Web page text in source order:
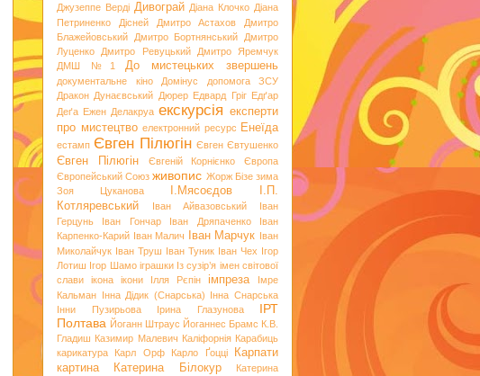
Джузеппе Верді Дивограй Діана Клочко Діана
Петриненко
Дісней Дмитро Астахов
Дмитро
Блажейовський
Дмитро Бортнянський
Дмитро
Луценко
Дмитро Ревуцький
Дмитро Яремчук
ДМШ №1
До мистецьких звершень
документальне кіно Домінус
допомога ЗСУ
Дракон Дунаєвський Дюрер Едвард Гріг Едґар
Деґа Ежен Делакруа екскурсія експерти
про мистецтво електронний ресурс Енеїда
естамп Євген Пілюгін Євген Євтушенко
Євген Пілюгін Євгеній Корнієнко
Європа
Європейський Союз живопис Жорж Бізе зима
Зоя Цуканова
І.Мясоєдов
І.П.
Котляревський
Іван Айвазовський
Іван
Герцунь
Іван Гончар Іван Дряпаченко
Іван
Карпенко-Карий Іван Малич Іван Марчук Іван
Миколайчук Іван Труш Іван Туник Іван Чех Ігор
Лотиш Ігор Шамо іграшки Із сузір’я імен світової
слави
ікона ікони Ілля Рєпін імпреза
Імре
Кальман Інна Дідик (Снарська) Інна Снарська
Інни Пузирьова
Ірина Глазунова
ІРТ
Полтава Йоганн Штраус Йоганнес Брамс К.В.
Гладиш Казимир Малевич Каліфорнія Карабиць
карикатура
Карл Орф Карло Ґоцці
Карпати
картина
Катерина Білокур
Катерина